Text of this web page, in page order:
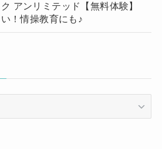
アンリミテッド【無料体験】
！情操教育にも♪